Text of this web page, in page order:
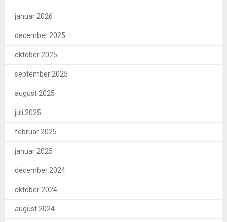
januar 2026
december 2025
oktober 2025
september 2025
august 2025
juli 2025
februar 2025
januar 2025
december 2024
oktober 2024
august 2024